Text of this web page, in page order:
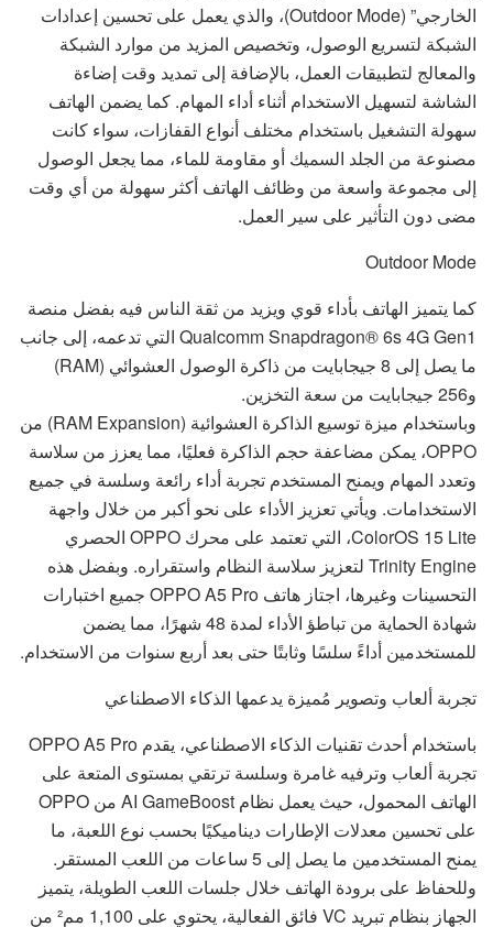
الخارجي” (Outdoor Mode)، والذي يعمل على تحسين إعدادات
الشبكة لتسريع الوصول، وتخصيص المزيد من موارد الشبكة
والمعالج لتطبيقات العمل، بالإضافة إلى تمديد وقت إضاءة
الشاشة لتسهيل الاستخدام أثناء أداء المهام. كما يضمن الهاتف
سهولة التشغيل باستخدام مختلف أنواع القفازات، سواء كانت
مصنوعة من الجلد السميك أو مقاومة للماء، مما يجعل الوصول
إلى مجموعة واسعة من وظائف الهاتف أكثر سهولة من أي وقت
مضى دون التأثير على سير العمل.
Outdoor Mode
كما يتميز الهاتف بأداء قوي ويزيد من ثقة الناس فيه بفضل منصة
Qualcomm Snapdragon® 6s 4G Gen1 التي تدعمه، إلى جانب
ما يصل إلى 8 جيجابايت من ذاكرة الوصول العشوائي (RAM)
و256 جيجابايت من سعة التخزين.
وباستخدام ميزة توسيع الذاكرة العشوائية (RAM Expansion) من
OPPO، يمكن مضاعفة حجم الذاكرة فعليًا، مما يعزز من سلاسة
وتعدد المهام ويمنح المستخدم تجربة أداء رائعة وسلسة في جميع
الاستخدامات. ويأتي تعزيز الأداء على نحو أكبر من خلال واجهة
ColorOS 15 Lite، التي تعتمد على محرك OPPO الحصري
Trinity Engine لتعزيز سلاسة النظام واستقراره. وبفضل هذه
التحسينات وغيرها، اجتاز هاتف OPPO A5 Pro جميع اختبارات
شهادة الحماية من تباطؤ الأداء لمدة 48 شهرًا، مما يضمن
للمستخدمين أداءً سلسًا وثابتًا حتى بعد أربع سنوات من الاستخدام.
تجربة ألعاب وتصوير مُميزة يدعمها الذكاء الاصطناعي
باستخدام أحدث تقنيات الذكاء الاصطناعي، يقدم OPPO A5 Pro
تجربة ألعاب وترفيه غامرة وسلسة ترتقي بمستوى المتعة على
الهاتف المحمول، حيث يعمل نظام AI GameBoost من OPPO
على تحسين معدلات الإطارات ديناميكيًا بحسب نوع اللعبة، ما
يمنح المستخدمين ما يصل إلى 5 ساعات من اللعب المستقر.
وللحفاظ على برودة الهاتف خلال جلسات اللعب الطويلة، يتميز
الجهاز بنظام تبريد VC فائق الفعالية، يحتوي على 1,100 مم² من